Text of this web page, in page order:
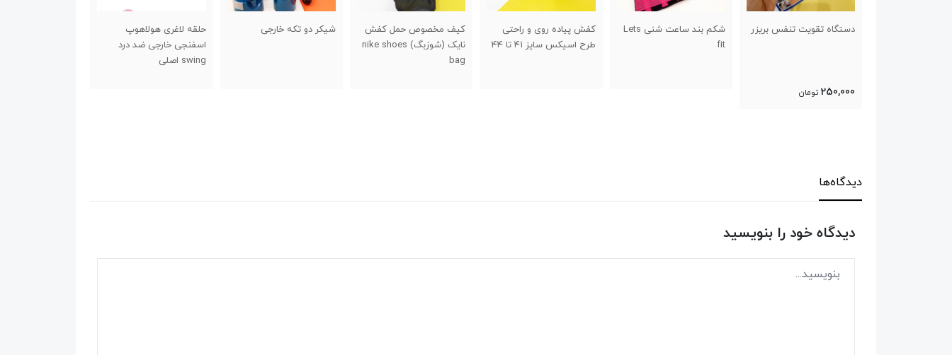
شکم بند ساعت شنی Lets
کفش پیاده روی و راحتی
طرح اسیکس سایز ۴۱ تا ۴۴
کیف مخصوص حمل کفش
نایک (شوزبگ) nike shoes
شیکر دو تکه خارجی
حلقه لاغری هولاهوپ
شیکر اسپایدر درب پیچی
جدید
دیدگاه‌ها
دیدگاه خود را بنویسید